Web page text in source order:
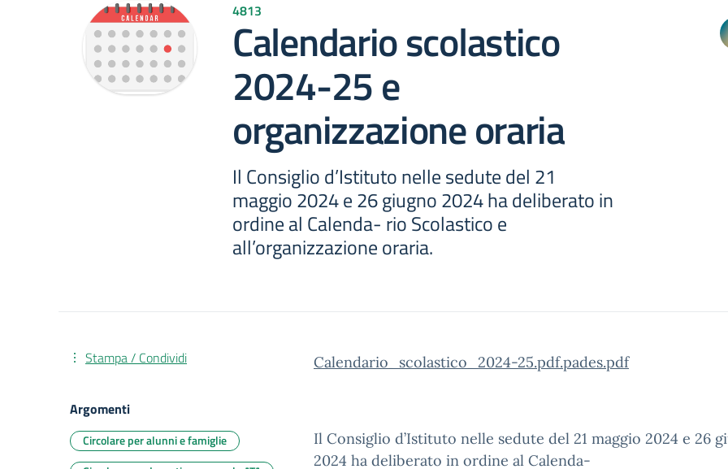
4813
Calendario scolastico
2024-25 e
organizzazione oraria
Il Consiglio d’Istituto nelle sedute del 21
maggio 2024 e 26 giugno 2024 ha deliberato in
ordine al Calenda- rio Scolastico e
all’organizzazione oraria.
Calendario_scolastico_2024-25.pdf.pades.pdf
Il Consiglio d’Istituto nelle sedute del 21 maggio 2024 e 26
2024 ha deliberato in ordine al Calenda-
Stampa / Condividi
Argomenti
Circolare per alunni e famiglie